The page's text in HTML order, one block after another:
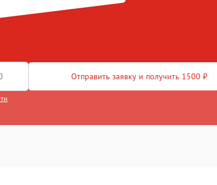
Отправить заявку и получить 1500 ₽